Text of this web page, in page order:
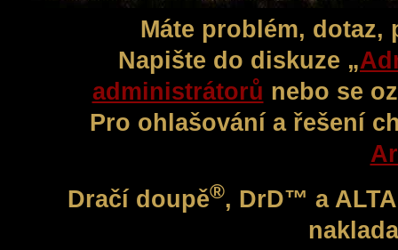
Máte problém,
Napište do diskuze „
administrátorů nebo se
Pro ohlašování a řešení
Dračí doupě®, DrD™ a